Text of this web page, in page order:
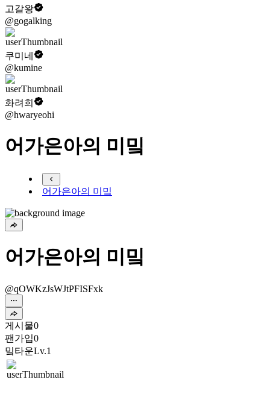
고갈왕
@gogalking
쿠미네
@kumine
화려희
@hwaryeohi
어가은아의 미밐
어가은아의 미밐
어가은아의 미밐
@qOWKzJsWJtPFISFxk
게시물0
팬가입0
밐타운Lv.1